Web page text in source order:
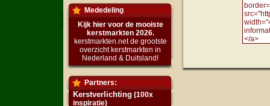
Mededeling
Kijk hier voor de mooiste
kerstmarkten 2026.
kerstmarkten.net de grootste
overzicht kerstmarkten in
Nederland & Duitsland!
Partners:
Kerstverlichting (100x
inspiratie)